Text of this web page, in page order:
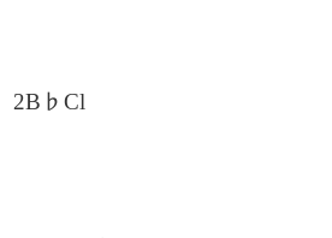
2B♭Cl